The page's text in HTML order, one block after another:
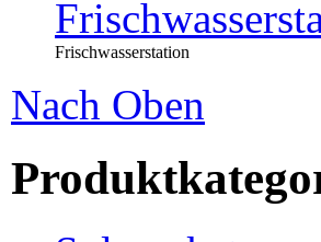
Frischwasserstation
Nach Oben